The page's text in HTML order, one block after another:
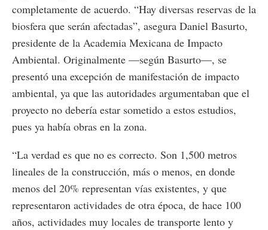
completamente de acuerdo. “Hay diversas reservas de la
biosfera que serán afectadas”, asegura Daniel Basurto,
presidente de la Academia Mexicana de Impacto
Ambiental. Originalmente —según Basurto—, se
presentó una excepción de manifestación de impacto
ambiental, ya que las autoridades argumentaban que el
proyecto no debería estar sometido a estos estudios,
pues ya había obras en la zona.
“La verdad es que no es correcto. Son 1,500 metros
lineales de la construcción, más o menos, en donde
menos del 20% representan vías existentes, y que
representaron actividades de otra época, de hace 100
años, actividades muy locales de transporte lento y